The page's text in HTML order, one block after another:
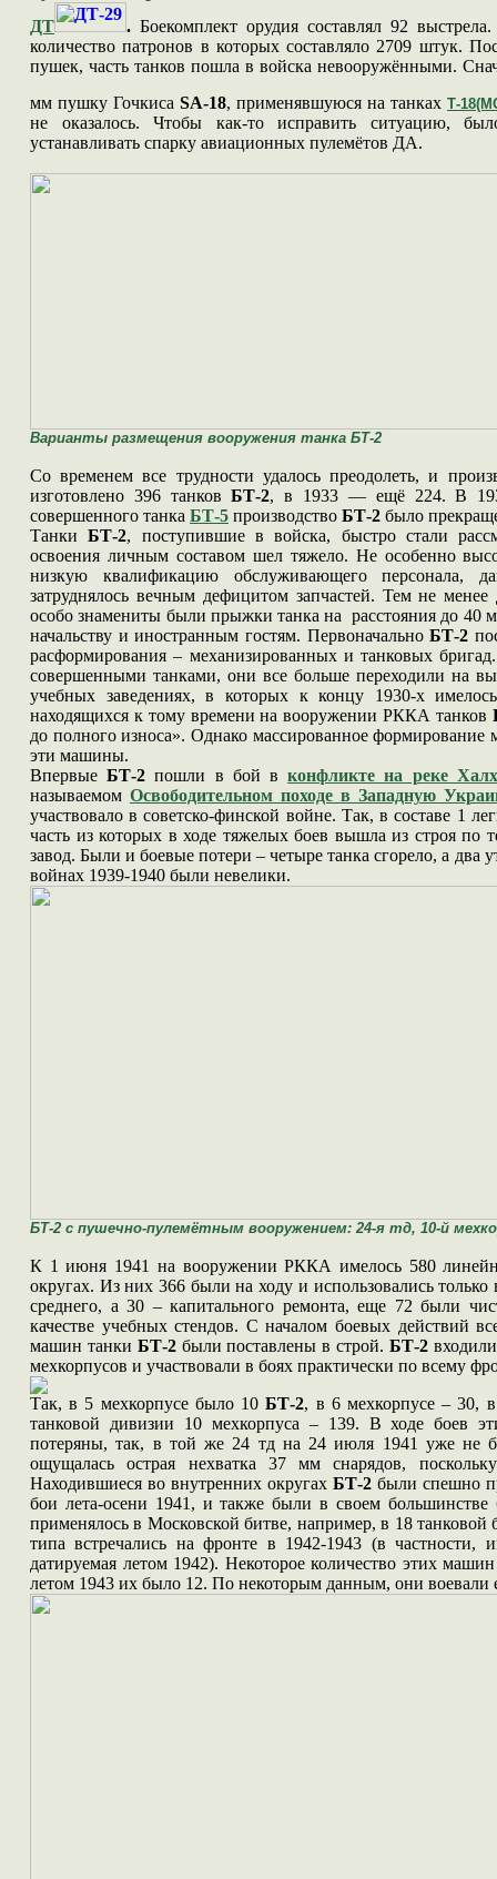
ДТ . Боекомплект орудия составлял 92
количество патронов в которых составляло 2709 штук.
пушек, часть танков пошла в войска невооружёнными.
мм пушку Гочкиса SA-18, применявшуюся на танках Т-
не оказалось. Чтобы как-то исправить ситуацию,
устанавливать спарку авиационных пулемётов ДА.
Варианты размещения вооружения танка БТ-2
Со временем все трудности удалось преодолеть, и
изготовлено 396 танковБТ-2, в 1933 — ещё 224. В 1933
совершенного танка БТ-5 производство БТ-2 было
ТанкиБТ-2, поступившие в войска, быстро стали
освоения личным составом шел тяжело. Не особенно
низкую квалификацию обслуживающего персонала,
затруднялось вечным дефицитом запчастей. Тем не
особо знамениты были прыжки танка на расстояния до 40
начальству и иностранным гостям. ПервоначальноБТ-2
расформирования – механизированных и танковых
совершенными танками, они все больше переходили на
учебных заведениях, в которых к концу 1930-х
находящихся к тому времени на вооружении РККА танков
до полного износа». Однако массированное формирование
эти машины.
ВпервыеБТ-2 пошли в бой вконфликте на реке
называемом Освободительном походе в Западную
участвовало в советско-финской войне. Так, в составе 1
часть из которых в ходе тяжелых боев вышла из строя по
завод. Были и боевые потери – четыре танка сгорело, а
войнах 1939-1940 были невелики.
БТ-2 с пушечно-пулемётным вооружением: 24-я тд, 10-й
К 1 июня 1941 на вооружении РККА имелось 580
округах. Из них 366 были на ходу и использовались
среднего, а 30 – капитального ремонта, еще 72 были
качестве учебных стендов. С началом боевых действий
машин танки БТ-2были поставлены в строй.БТ-2
мехкорпусов и участвовали в боях практически по всему
Так, в 5 мехкорпусе было 10БТ-2, в 6 мехкорпусе – 30,
танковой дивизии 10 мехкорпуса – 139. В ходе боев
потеряны, так, в той же 24 тд на 24 июля 1941 уже не
ощущалась острая нехватка 37 мм снарядов,
Находившиеся во внутренних округах БТ-2 были спешно
бои лета-осени 1941, и также были в своем
применялось в Московской битве, например, в 18 танковой
типа встречались на фронте в 1942-1943 (в частности,
датируемая летом 1942). Некоторое количество этих
летом 1943 их было 12. По некоторым данным, они воевали